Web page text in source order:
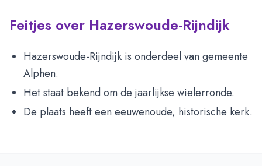
Feitjes over Hazerswoude-Rijndijk
Hazerswoude-Rijndijk is onderdeel van gemeente
Alphen.
Het staat bekend om de jaarlijkse wielerronde.
De plaats heeft een eeuwenoude, historische kerk.